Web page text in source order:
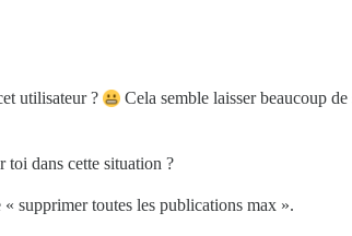
utilisateur ?
Cela semble laisser beaucoup
toi dans cette situation ?
« supprimer toutes les publications max ».